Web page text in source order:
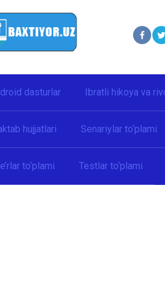
dasturlar Ibratli hikoya va
hujjatlari Senariylar to‘plami
to‘plami Testlar to‘plami